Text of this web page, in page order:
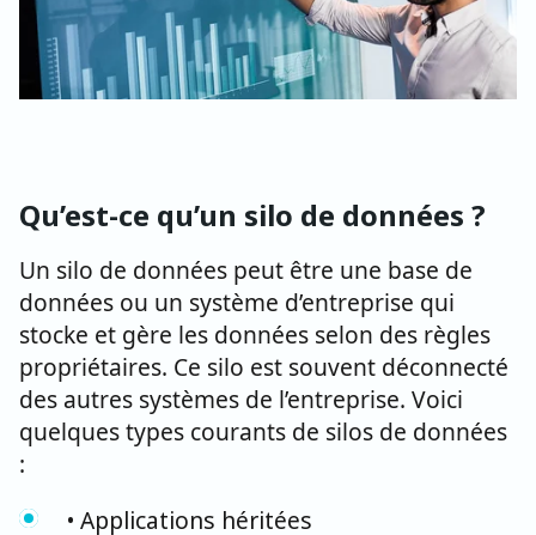
Qu’est-ce qu’un silo de données ?
Un silo de données peut être une base de
données ou un système d’entreprise qui
stocke et gère les données selon des règles
propriétaires. Ce silo est souvent déconnecté
des autres systèmes de l’entreprise. Voici
quelques types courants de silos de données
:
• Applications héritées